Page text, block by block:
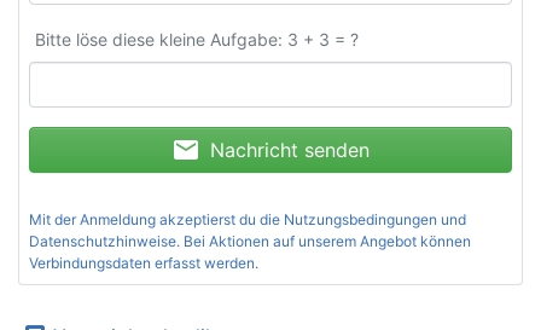
Bitte löse diese kleine Aufgabe: 3 + 3 = ?
mail Nachricht senden
Mit der Anmeldung akzeptierst du die Nutzungsbedingungen und
Datenschutzhinweise. Bei Aktionen auf unserem Angebot können
Verbindungsdaten erfasst werden.